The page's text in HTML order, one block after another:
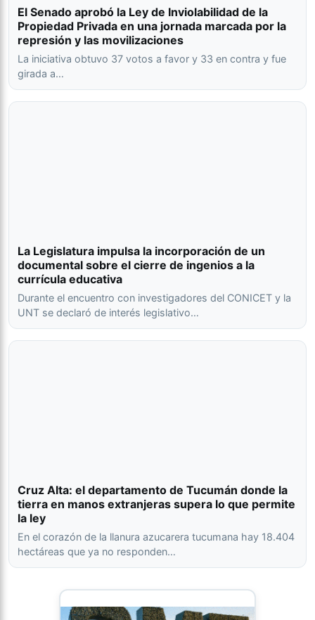
El Senado aprobó la Ley de Inviolabilidad de la
Propiedad Privada en una jornada marcada por la
represión y las movilizaciones
La iniciativa obtuvo 37 votos a favor y 33 en contra y fue
girada a…
La Legislatura impulsa la incorporación de un
documental sobre el cierre de ingenios a la
currícula educativa
Durante el encuentro con investigadores del CONICET y la
UNT se declaró de interés legislativo…
Cruz Alta: el departamento de Tucumán donde la
tierra en manos extranjeras supera lo que permite
la ley
En el corazón de la llanura azucarera tucumana hay 18.404
hectáreas que ya no responden…